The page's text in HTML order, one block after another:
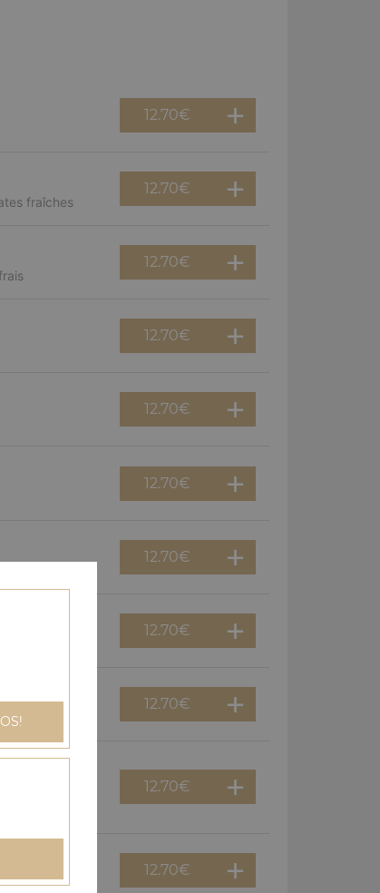
12.70€
fraîches
12.70€
12.70€
12.70€
12.70€
12.70€
12.70€
12.70€
12.70€
12.70€
olives
12.70€